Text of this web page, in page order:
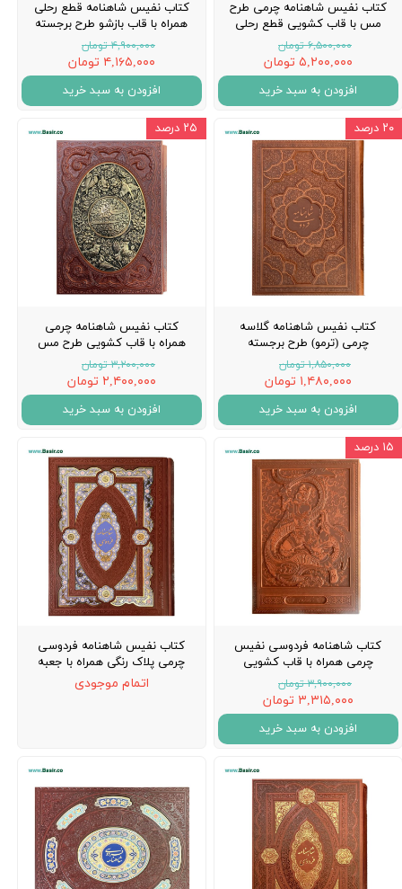
کتاب نفیس شاهنامه چرمی طرح
مس با قاب کشویی قطع رحلی
۶,۵۰۰,۰۰۰ تومان
۵,۲۰۰,۰۰۰ تومان
افزودن به سبد خرید
کتاب نفیس شاهنامه قطع رحلی
همراه با قاب بازشو طرح برجسته
۴,۹۰۰,۰۰۰ تومان
۴,۱۶۵,۰۰۰ تومان
افزودن به سبد خرید
کتاب نفیس شاهنامه گلاسه
چرمی (ترمو) طرح برجسته
۱,۸۵۰,۰۰۰ تومان
۱,۴۸۰,۰۰۰ تومان
افزودن به سبد خرید
۲۰ درصد
کتاب نفیس شاهنامه چرمی
همراه با قاب کشویی طرح مس
۳,۲۰۰,۰۰۰ تومان
۲,۴۰۰,۰۰۰ تومان
افزودن به سبد خرید
۲۵ درصد
کتاب شاهنامه فردوسی نفیس
چرمی همراه با قاب کشویی
۳,۹۰۰,۰۰۰ تومان
۳,۳۱۵,۰۰۰ تومان
افزودن به سبد خرید
۱۵ درصد
کتاب نفیس شاهنامه فردوسی
چرمی پلاک رنگی همراه با جعبه
اتمام موجودی